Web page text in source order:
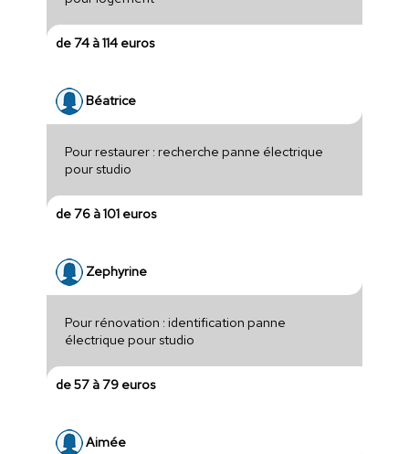
de 74 à 114 euros
Béatrice
Pour restaurer : recherche panne électrique
pour studio
de 76 à 101 euros
Zephyrine
Pour rénovation : identification panne
électrique pour studio
de 57 à 79 euros
Aimée